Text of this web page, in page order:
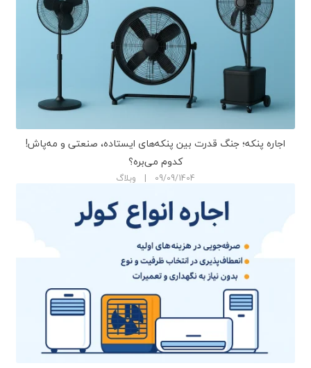
اجاره پنکه؛ جنگ قدرت بین پنکه‌های ایستاده، صنعتی و مه‌پاش!
کدوم می‌بره؟
09/09/1404 | وبلاگ